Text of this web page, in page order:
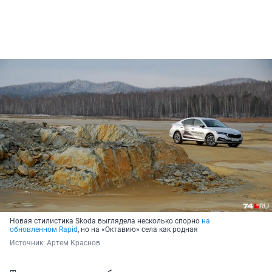
Новая стилистика Skoda выглядела несколько спорно на
обновленном Rapid, но на «Октавию» села как родная
Источник: Артем Краснов